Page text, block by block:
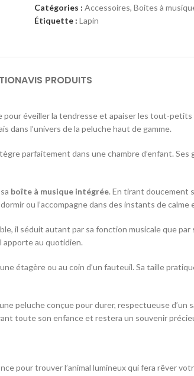
Catégories : Accessoires, Boites à
Étiquette : Lapin
AVIS PRODUITS
pour éveiller la tendresse et apaiser les tout-
dans l’univers de la peluche haut de gamme.
parfaitement dans une chambre d’enfant.
boîte à musique intégrée. En tirant doucement
ou l’accompagne dans des instants de
il séduit autant par sa fonction musicale que
apporte au quotidien.
étagère ou au coin d’un fauteuil. Sa taille
peluche conçue pour durer, respectueuse d’un
toute son enfance et restera un souvenir
pour trouver l’animal lumineux qui fera rêver